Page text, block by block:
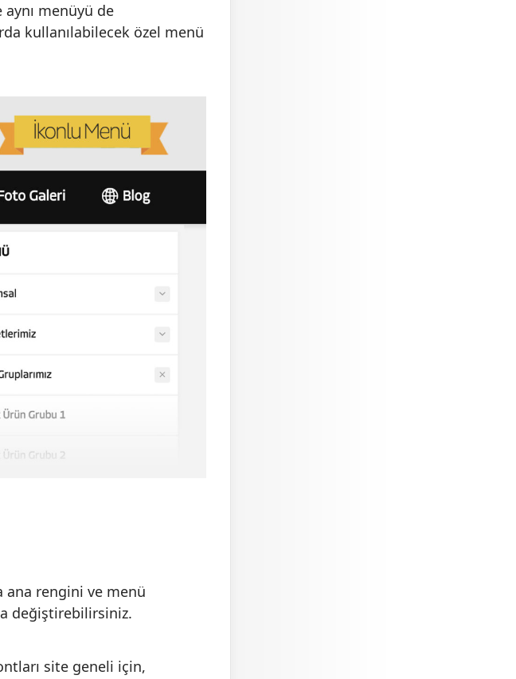
menüyü de
kullanılabilecek özel menü
ana rengini ve menü
değiştirebilirsiniz.
site geneli için,